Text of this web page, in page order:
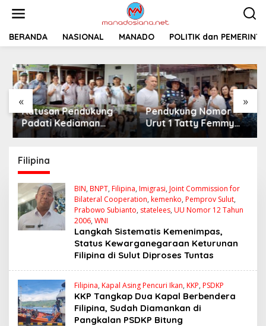
t
BERANDA NASIONAL MANADO POLITIK dan
« »
Ratusan Pendukung
Padati Kediaman
Cristy Toar Nomor
Dukungan Penuh
Kepada Calon Hukum
Tua Walantakan
Pendukung Nomor
Urut 1 Tatty Femmy
Pangkey Berikan
Filipina
BIN, BNPT, Filipina, Imigrasi, Joint Commission for
Bilateral Cooperation, kemenko, Pemprov Sulut,
Prabowo Subianto, statelees, UU Nomor 12 Tahun
2006, WNI
Langkah Sistematis Kemenimpas,
Status Kewarganegaraan Keturunan
Filipina di Sulut Diproses Tuntas
Filipina, Kapal Asing Pencuri Ikan, KKP, PSDKP
KKP Tangkap Dua Kapal Berbendera
Filipina, Sudah Diamankan di
Pangkalan PSDKP Bitung